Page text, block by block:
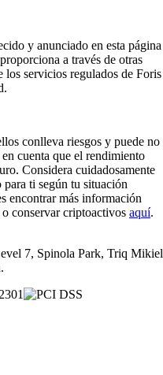
y anunciado en esta página
a través de otras
los servicios regulados de Foris
conlleva riesgos y puede no
cuenta que el rendimiento
Considera cuidadosamente
ti según tu situación
encontrar más información
conservar criptoactivos aquí.
7, Spinola Park, Triq Mikiel